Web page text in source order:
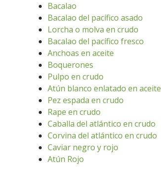
Bacalao
Bacalao del pacífico asado
Lorcha o molva en crudo
Bacalao del pacífico fresco
Anchoas en aceite
Boquerones
Pulpo en crudo
Atún blanco enlatado en aceite
Pez espada en crudo
Rape en crudo
Caballa del atlántico en crudo
Corvina del atlántico en crudo
Caviar negro y rojo
Atún Rojo